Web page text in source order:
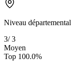
Niveau départemental
3/3
Moyen
Top 100.0%